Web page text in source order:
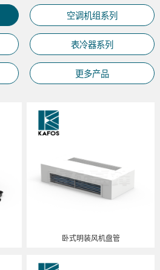
空调机组系列
表冷器系列
更多产品
卧式明装风机盘管